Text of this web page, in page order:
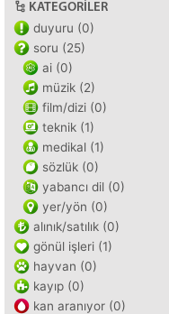
KATEGORILER
duyuru (0)
soru (25)
ai (0)
müzik (2)
film/dizi (0)
teknik (1)
medikal (1)
sözlük (0)
yabancı dil (0)
yer/yön (0)
alınık/satılık (0)
gönül işleri (1)
hayvan (0)
kayıp (0)
kan aranıyor (0)